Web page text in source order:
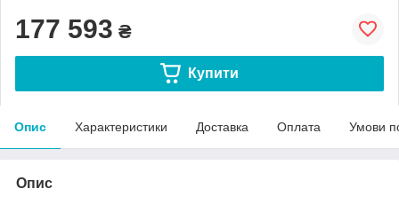
177 593 ₴
Купити
Опис Характеристики Доставка Оплата Умови
Опис